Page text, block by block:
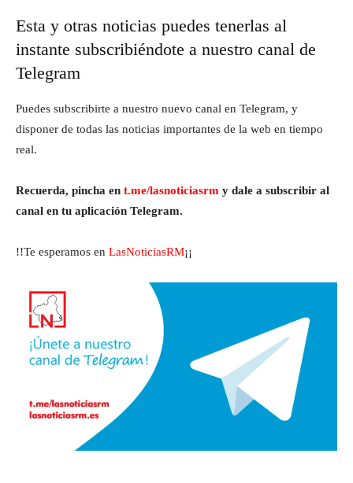
Esta y otras noticias puedes tenerlas al
instante subscribiéndote a nuestro canal de
Telegram
Puedes subscribirte a nuestro nuevo canal en Telegram, y
disponer de todas las noticias importantes de la web en tiempo
real.
Recuerda, pincha en t.me/lasnoticiasrm y dale a subscribir al
canal en tu aplicación Telegram.
!!Te esperamos en LasNoticiasRM¡¡